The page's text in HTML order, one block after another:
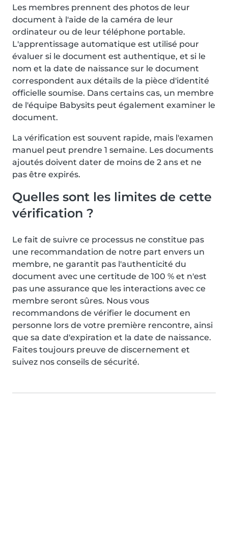
Les membres prennent des photos de leur
document à l'aide de la caméra de leur
ordinateur ou de leur téléphone portable.
L'apprentissage automatique est utilisé pour
évaluer si le document est authentique, et si le
nom et la date de naissance sur le document
correspondent aux détails de la pièce d'identité
officielle soumise. Dans certains cas, un membre
de l'équipe Babysits peut également examiner le
document.
La vérification est souvent rapide, mais l'examen
manuel peut prendre 1 semaine. Les documents
ajoutés doivent dater de moins de 2 ans et ne
pas être expirés.
Quelles sont les limites de cette
vérification ?
Le fait de suivre ce processus ne constitue pas
une recommandation de notre part envers un
membre, ne garantit pas l'authenticité du
document avec une certitude de 100 % et n'est
pas une assurance que les interactions avec ce
membre seront sûres. Nous vous
recommandons de vérifier le document en
personne lors de votre première rencontre, ainsi
que sa date d'expiration et la date de naissance.
Faites toujours preuve de discernement et
suivez nos conseils de sécurité.